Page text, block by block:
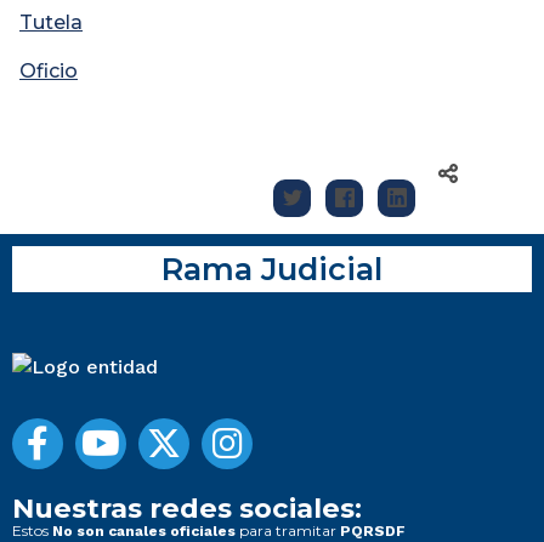
Tutela
Oficio
Rama Judicial
Nuestras redes sociales:
Estos No son canales oficiales para tramitar PQRSDF